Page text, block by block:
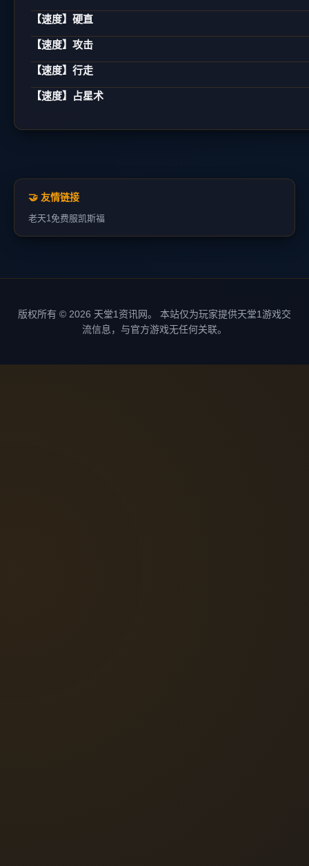
【速度】硬直
【速度】攻击
【速度】行走
【速度】占星术
🤝 友情链接
老天1免费服凯斯福
版权所有 © 2026 天堂1资讯网。 本站仅为玩家提供天堂1游戏交
流信息，与官方游戏无任何关联。